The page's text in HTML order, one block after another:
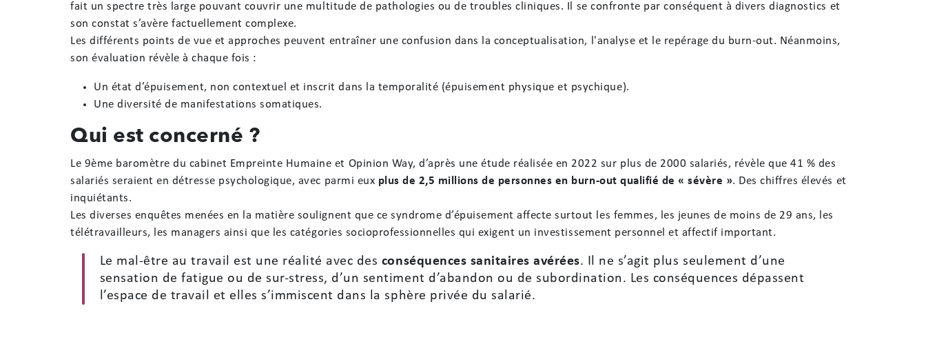
fait un spectre très large pouvant couvrir une multitude de pathologies ou de troubles cliniques. Il se confronte par conséquent à divers diagnostics et
son constat s’avère factuellement complexe.
Les différents points de vue et approches peuvent entraîner une confusion dans la conceptualisation, l'analyse et le repérage du burn-out. Néanmoins,
son évaluation révèle à chaque fois :
Un état d’épuisement, non contextuel et inscrit dans la temporalité (épuisement physique et psychique).
Une diversité de manifestations somatiques.
Qui est concerné ?
Le 9ème baromètre du cabinet Empreinte Humaine et Opinion Way, d’après une étude réalisée en 2022 sur plus de 2000 salariés, révèle que 41 % des
salariés seraient en détresse psychologique, avec parmi eux plus de 2,5 millions de personnes en burn-out qualifié de « sévère ». Des chiffres élevés et
inquiétants.
Les diverses enquêtes menées en la matière soulignent que ce syndrome d’épuisement affecte surtout les femmes, les jeunes de moins de 29 ans, les
télétravailleurs, les managers ainsi que les catégories socioprofessionnelles qui exigent un investissement personnel et affectif important.
Le mal-être au travail est une réalité avec des conséquences sanitaires avérées. Il ne s’agit plus seulement d’une
sensation de fatigue ou de sur-stress, d’un sentiment d’abandon ou de subordination. Les conséquences dépassent
l’espace de travail et elles s’immiscent dans la sphère privée du salarié.